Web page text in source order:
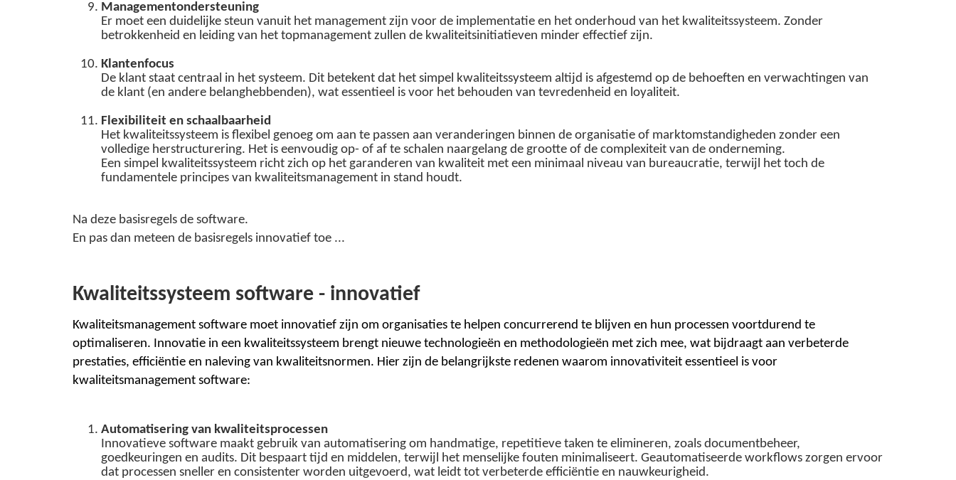
Managementondersteuning
Er moet een duidelijke steun vanuit het management zijn voor de implementatie en het onderhoud van het kwaliteitssysteem. Zonder
betrokkenheid en leiding van het topmanagement zullen de kwaliteitsinitiatieven minder effectief zijn.
Klantenfocus
De klant staat centraal in het systeem. Dit betekent dat het simpel kwaliteitssysteem altijd is afgestemd op de behoeften en verwachtingen van
de klant (en andere belanghebbenden), wat essentieel is voor het behouden van tevredenheid en loyaliteit.
Flexibiliteit en schaalbaarheid
Het kwaliteitssysteem is flexibel genoeg om aan te passen aan veranderingen binnen de organisatie of marktomstandigheden zonder een
volledige herstructurering. Het is eenvoudig op- of af te schalen naargelang de grootte of de complexiteit van de onderneming.
Een simpel kwaliteitssysteem richt zich op het garanderen van kwaliteit met een minimaal niveau van bureaucratie, terwijl het toch de
fundamentele principes van kwaliteitsmanagement in stand houdt.
Na deze basisregels de software.
En pas dan meteen de basisregels innovatief toe ...
Kwaliteitssysteem software - innovatief
Kwaliteitsmanagement software moet innovatief zijn om organisaties te helpen concurrerend te blijven en hun processen voortdurend te
optimaliseren. Innovatie in een kwaliteitssysteem brengt nieuwe technologieën en methodologieën met zich mee, wat bijdraagt aan verbeterde
prestaties, efficiëntie en naleving van kwaliteitsnormen. Hier zijn de belangrijkste redenen waarom innovativiteit essentieel is voor
kwaliteitsmanagement software:
Automatisering van kwaliteitsprocessen
Innovatieve software maakt gebruik van automatisering om handmatige, repetitieve taken te elimineren, zoals documentbeheer,
goedkeuringen en audits. Dit bespaart tijd en middelen, terwijl het menselijke fouten minimaliseert. Geautomatiseerde workflows zorgen ervoor
dat processen sneller en consistenter worden uitgevoerd, wat leidt tot verbeterde efficiëntie en nauwkeurigheid.